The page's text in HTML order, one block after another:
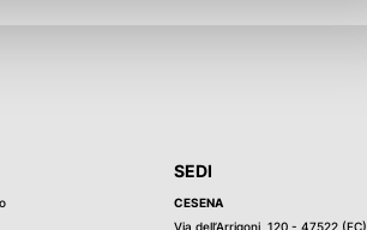
SEDI
CESENA
Via dell’Arrigoni, 120 - 47522 (FC)